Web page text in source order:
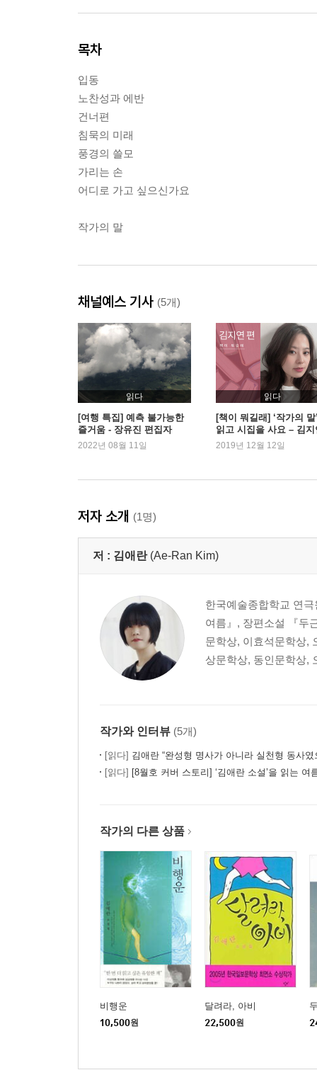
목차
입동
노찬성과 에반
건너편
침묵의 미래
풍경의 쓸모
가리는 손
어디로 가고 싶으신가요
작가의 말
채널예스 기사 (5개)
읽다
[여행 특집] 예측 불가능한
즐거움 - 장유진 편집자
2022년 08월 11일
읽다
[책이 뭐길래] ‘작가의 말
읽고 시집을 사요 – 김지
편
2019년 12월 12일
저자 소개 (1명)
저 : 김애란 (Ae-Ran Kim)
한국예술종합학교 연
여름』, 장편소설 『두
문학상, 이효석문학상,
상문학상, 동인문학상,
작가와 인터뷰 (5개)
[읽다] 김애란 “완성형 명사가 아니라 실천형 동사였
[읽다] [8월호 커버 스토리] ‘김애란 소설’을 읽는 여
작가의 다른 상품
비행운
10,500원
달려라, 아비
22,500원